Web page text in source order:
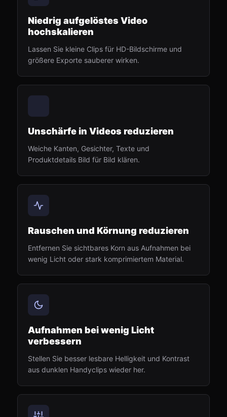
Niedrig aufgelöstes Video
hochskalieren
Lassen Sie kleine Clips für HD-Bildschirme und
größere Exporte sauberer wirken.
Unschärfe in Videos reduzieren
Weiche Kanten, Gesichter, Texte und
Produktdetails Bild für Bild klären.
Rauschen und Körnung reduzieren
Entfernen Sie sichtbares Korn aus Aufnahmen bei
wenig Licht oder stark komprimiertem Material.
Aufnahmen bei wenig Licht
verbessern
Stellen Sie besser lesbare Helligkeit und Kontrast
aus dunklen Handyclips wieder her.